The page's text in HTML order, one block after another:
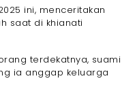
ini, menceritakan
saat di khianati
terdekatnya, suami
ia anggap keluarga